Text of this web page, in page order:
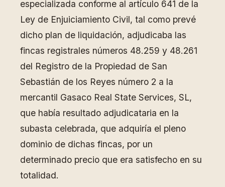
especializada conforme al artículo 641 de la
Ley de Enjuiciamiento Civil, tal como prevé
dicho plan de liquidación, adjudicaba las
fincas registrales números 48.259 y 48.261
del Registro de la Propiedad de San
Sebastián de los Reyes número 2 a la
mercantil Gasaco Real State Services, SL,
que había resultado adjudicataria en la
subasta celebrada, que adquiría el pleno
dominio de dichas fincas, por un
determinado precio que era satisfecho en su
totalidad.